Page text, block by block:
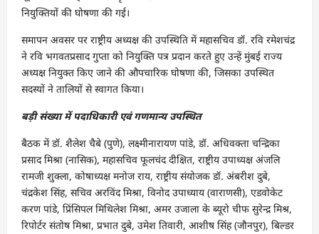
नियुक्तियों की घोषणा की गई।
समापन अवसर पर राष्ट्रीय अध्यक्ष की उपस्थिति में महासचिव डॉ. रवि रमेशचंद्र
ने रवि भगवतप्रसाद गुप्ता को नियुक्ति पत्र प्रदान करते हुए उन्हें मुंबई राज्य
अध्यक्ष नियुक्त किए जाने की औपचारिक घोषणा की, जिसका उपस्थित
सदस्यों ने तालियों से स्वागत किया।
बड़ी संख्या में पदाधिकारी एवं गणमान्य उपस्थित
बैठक में डॉ. शैलेश चैबे (पुणे), लक्ष्मीनारायण पांडे, डॉ. अधिवक्ता चन्द्रिका
प्रसाद मिश्रा (नासिक), महासचिव फूलचंद दीक्षित, राष्ट्रीय उपाध्यक्ष अंजलि
रामजी शुक्ला, कोषाध्यक्ष मनोज राय, राष्ट्रीय संयोजक डॉ. अंबरीश दुबे,
चंद्रकेश सिंह, सचिव अरविंद मिश्रा, विनोद उपाध्याय (वाराणसी), एडवोकेट
करण पांडे, प्रिंसिपल मिथिलेश मिश्रा, अमर उजाला के ब्यूरो चीफ सुरेन्द्र मिश्र,
रिपोर्टर संतोष मिश्रा, प्रभात दुबे, उमेश तिवारी, आशीष सिंह (जौनपुर), बिल्डर